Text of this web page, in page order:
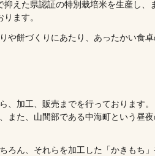
えた県認証の特別栽培米を生産し、
ます。
や餅づくりにあたり、あったかい食
加工、販売までを行っております。
また、山間部である中海町という昼
ん、それらを加工した「かきもち」